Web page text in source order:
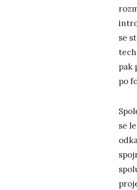
se
pak
po
se